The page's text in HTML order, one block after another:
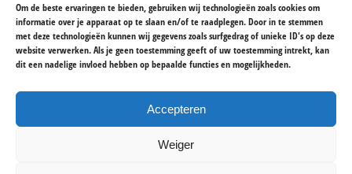
Om de beste ervaringen te bieden, gebruiken wij technologieën zoals cookies om
informatie over je apparaat op te slaan en/of te raadplegen. Door in te stemmen
met deze technologieën kunnen wij gegevens zoals surfgedrag of unieke ID's op deze
website verwerken. Als je geen toestemming geeft of uw toestemming intrekt, kan
dit een nadelige invloed hebben op bepaalde functies en mogelijkheden.
Accepteren
Weiger